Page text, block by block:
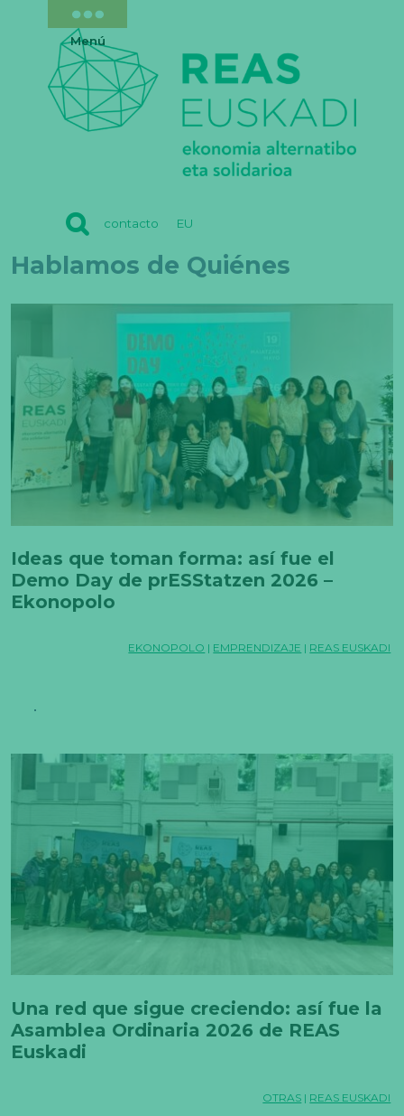
contacto EU
Menú
Hablamos de Quiénes
Ideas que toman forma: así fue el
Demo Day de prESStatzen 2026 –
Ekonopolo
EKONOPOLO | EMPRENDIZAJE | REAS EUSKADI
Una red que sigue creciendo: así fue la
Asamblea Ordinaria 2026 de REAS
Euskadi
OTRAS | REAS EUSKADI